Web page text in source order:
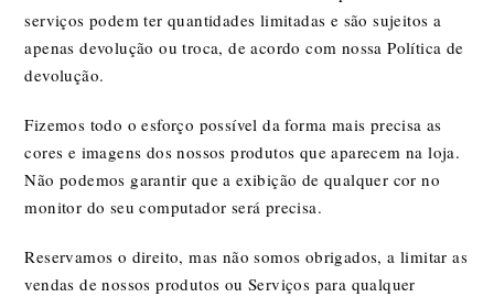
serviços podem ter quantidades limitadas e são sujeitos a
apenas devolução ou troca, de acordo com nossa Política de
devolução.
Fizemos todo o esforço possível da forma mais precisa as
cores e imagens dos nossos produtos que aparecem na loja.
Não podemos garantir que a exibição de qualquer cor no
monitor do seu computador será precisa.
Reservamos o direito, mas não somos obrigados, a limitar as
vendas de nossos produtos ou Serviços para qualquer